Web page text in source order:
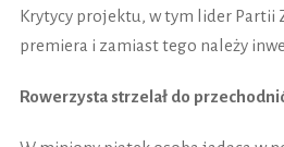
Krytycy projektu, w tym lider Partii
premiera i zamiast tego należy
Rowerzysta strzelał do